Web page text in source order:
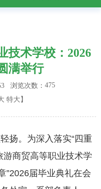
技术学校：2026
满举行
浏览次数： 475
特大 】
。为深入落实“四重
游商贸高等职业技术学
”2026届毕业典礼在会